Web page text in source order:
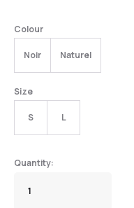
Colour
Noir Naturel
Size
S L